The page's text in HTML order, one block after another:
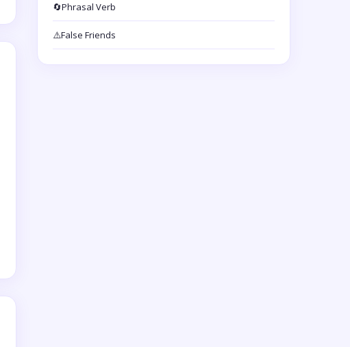
🔄Phrasal Verb
⚠️False Friends